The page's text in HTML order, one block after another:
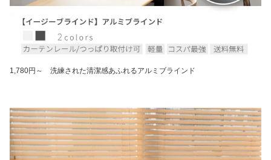
1,780円～ 洗練された清潔感あふれるアルミブラインド